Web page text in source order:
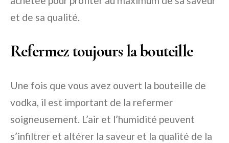
et de sa qualité.
Refermez toujours la bouteille
Une fois que vous avez ouvert la bouteille de
vodka, il est important de la refermer
soigneusement. L’air et l’humidité peuvent
s’infiltrer et altérer la saveur et la qualité de la